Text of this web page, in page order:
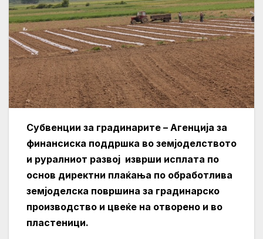
Субвенции за градинарите – Агенција за
финансиска поддршка во земјоделството
и руралниот развој изврши исплата по
основ директни плаќања по обработлива
земјоделска површина за градинарско
производство и цвеќе на отворено и во
пластеници.